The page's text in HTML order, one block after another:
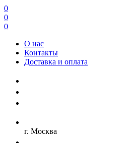
0
0
0
О нас
Контакты
Доставка и оплата
г. Москва